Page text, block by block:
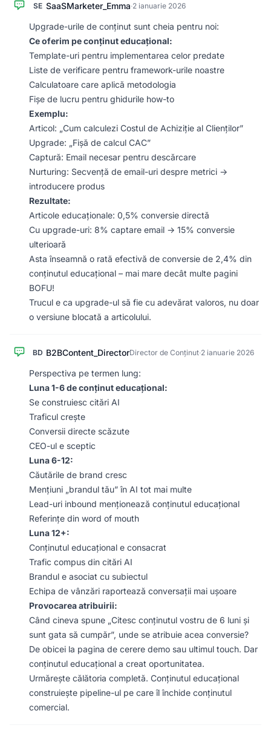
SE SaaSMarketer_Emma·2 ianuarie 2026
Upgrade-urile de conținut sunt cheia pentru noi:
Ce oferim pe conținut educațional:
Template-uri pentru implementarea celor predate
Liste de verificare pentru framework-urile noastre
Calculatoare care aplică metodologia
Fișe de lucru pentru ghidurile how-to
Exemplu:
Articol: „Cum calculezi Costul de Achiziție al Clienților”
Upgrade: „Fișă de calcul CAC”
Captură: Email necesar pentru descărcare
Nurturing: Secvență de email-uri despre metrici →
introducere produs
Rezultate:
Articole educaționale: 0,5% conversie directă
Cu upgrade-uri: 8% captare email → 15% conversie
ulterioară
Asta înseamnă o rată efectivă de conversie de 2,4% din
conținutul educațional – mai mare decât multe pagini
BOFU!
Trucul e ca upgrade-ul să fie cu adevărat valoros, nu doar
o versiune blocată a articolului.
BD B2BContent_DirectorDirector de Conținut·2 ianuarie 2026
Perspectiva pe termen lung:
Luna 1-6 de conținut educațional:
Se construiesc citări AI
Traficul crește
Conversii directe scăzute
CEO-ul e sceptic
Luna 6-12:
Căutările de brand cresc
Mențiuni „brandul tău” în AI tot mai multe
Lead-uri inbound menționează conținutul educațional
Referințe din word of mouth
Luna 12+:
Conținutul educațional e consacrat
Trafic compus din citări AI
Brandul e asociat cu subiectul
Echipa de vânzări raportează conversații mai ușoare
Provocarea atribuirii:
Când cineva spune „Citesc conținutul vostru de 6 luni și
sunt gata să cumpăr”, unde se atribuie acea conversie?
De obicei la pagina de cerere demo sau ultimul touch. Dar
conținutul educațional a creat oportunitatea.
Urmărește călătoria completă. Conținutul educațional
construiește pipeline-ul pe care îl închide conținutul
comercial.